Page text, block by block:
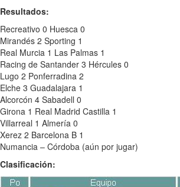
Resultados:
Recreativo 0 Huesca 0
Mirandés 2 Sporting 1
Real Murcia 1 Las Palmas 1
Racing de Santander 3 Hércules 0
Lugo 2 Ponferradina 2
Elche 3 Guadalajara 1
Alcorcón 4 Sabadell 0
Girona 1 Real Madrid Castilla 1
Villarreal 1 Almería 0
Xerez 2 Barcelona B 1
Numancia – Córdoba (aún por jugar)
Clasificación: